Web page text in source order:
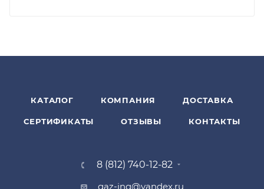
КАТАЛОГ КОМПАНИЯ ДОСТАВКА
СЕРТИФИКАТЫ ОТЗЫВЫ КОНТАКТЫ
8 (812) 740-12-82
gaz-ing@yandex.ru